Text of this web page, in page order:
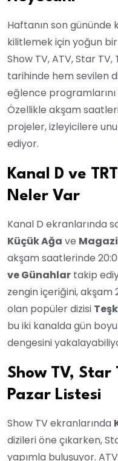
Haftanın son gününde
kilitlemek için yoğun bir
Show TV, ATV, Star TV,
tarihinde hem sevilen
eğlence
Özellikle akşam
projeler, izleyicilere
ediyor.
Kanal D ve
Neler Var
Kanal D ekranlarında
Küçük Ağa ve
akşam saatlerinde
ve Günahlar takip
zengin içeriğini, akşam
olan popüler dizisi
bu iki kanalda gün
dengesini
Show TV, Star
Pazar Listesi
Show TV ekranlarında
dizileri öne çıkarken,
yapımla buluşuyor.